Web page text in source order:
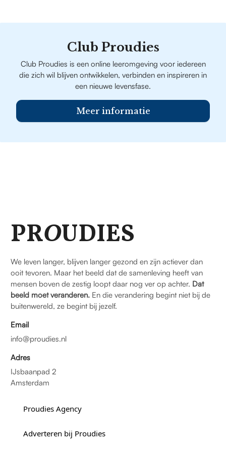
Club Proudies
Club Proudies is een online leeromgeving voor iedereen
die zich wil blijven ontwikkelen, verbinden en inspireren in
een nieuwe levensfase.
Meer informatie
PROUDIES
We leven langer, blijven langer gezond en zijn actiever dan
ooit tevoren. Maar het beeld dat de samenleving heeft van
mensen boven de zestig loopt daar nog ver op achter. Dat
beeld moet veranderen. En die verandering begint niet bij de
buitenwereld, ze begint bij jezelf.
Email
info@proudies.nl
Adres
IJsbaanpad 2
Amsterdam
Proudies Agency
Adverteren bij Proudies